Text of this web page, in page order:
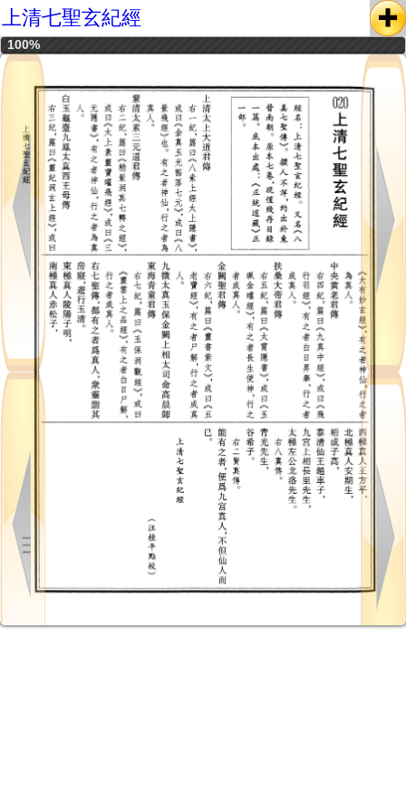
上清七聖玄紀經
100%